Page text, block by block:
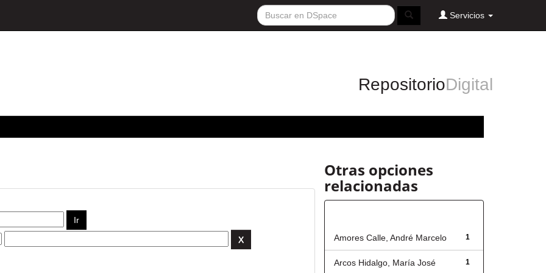
Servicios
RepositorioDigital
Otras opciones
relacionadas
1
Amores Calle, André Marcelo
1
Arcos Hidalgo, María José